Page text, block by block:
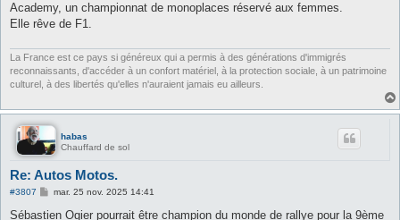
a
g
Academy, un championnat de monoplaces réservé aux femmes.
Elle rêve de F1.
La France est ce pays si généreux qui a permis à des générations d'immigrés
reconnaissants, d'accéder à un confort matériel, à la protection sociale, à un patrimoine
culturel, à des libertés qu'elles n'auraient jamais eu ailleurs.
habas
Chauffard de sol
Re: Autos Motos.
#3807
M
s
mar. 25 nov. 2025 14:41
Sébastien Ogier pourrait être champion du monde de rallye pour la 9ème